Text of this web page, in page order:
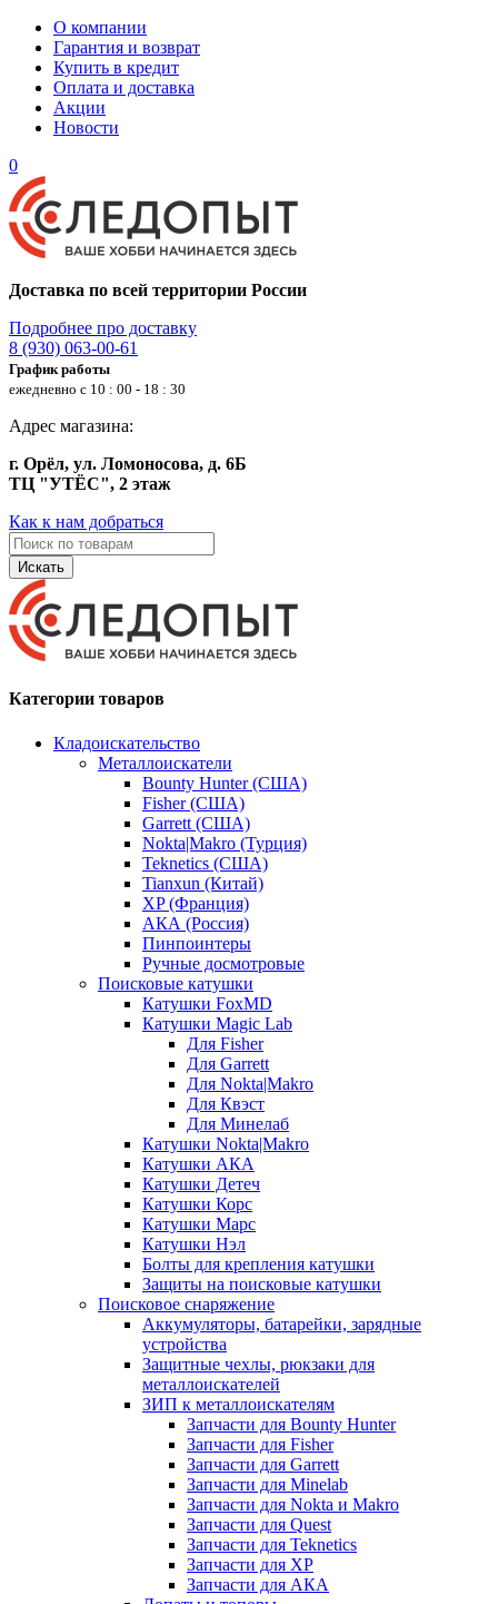
О компании
Гарантия и возврат
Купить в кредит
Оплата и доставка
Акции
Новости
0
Доставка по всей территории России
Подробнее про доставку
8 (930) 063-00-61
График работы
ежедневно с 10 : 00 - 18 : 30
Адрес магазина:
г. Орёл, ул. Ломоносова, д. 6Б
ТЦ "УТЁС", 2 этаж
Как к нам добраться
Искать
Категории товаров
Кладоискательство
Металлоискатели
Bounty Hunter (США)
Fisher (США)
Garrett (США)
Nokta|Makro (Турция)
Teknetics (США)
Tianxun (Китай)
XP (Франция)
АКА (Россия)
Пинпоинтеры
Ручные досмотровые
Поисковые катушки
Катушки FoxMD
Катушки Magic Lab
Для Fisher
Для Garrett
Для Nokta|Makro
Для Квэст
Для Минелаб
Катушки Nokta|Makro
Катушки АКА
Катушки Детеч
Катушки Корс
Катушки Марс
Катушки Нэл
Болты для крепления катушки
Защиты на поисковые катушки
Поисковое снаряжение
Аккумуляторы, батарейки, зарядные
устройства
Защитные чехлы, рюкзаки для
металлоискателей
ЗИП к металлоискателям
Запчасти для Bounty Hunter
Запчасти для Fisher
Запчасти для Garrett
Запчасти для Minelab
Запчасти для Nokta и Makro
Запчасти для Quest
Запчасти для Teknetics
Запчасти для XP
Запчасти для АКА